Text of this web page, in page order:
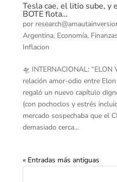
Tesla cae, el litio sube, y
BOTE flota…
por
Argentina, Economía, Finanzas
Inflacion
🛸 INTERNACIONAL: “ELON
relación amor-odio entre
regaló un nuevo capítulo
(con pochoclos y estrés
mercado sospechaba que el
demasiado cerca...
« Entradas más antiguas